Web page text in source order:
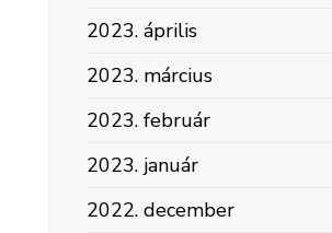
2023. április
2023. március
2023. február
2023. január
2022. december